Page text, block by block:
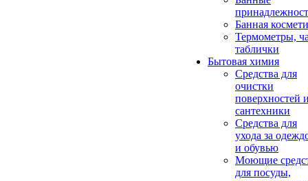
Банная
Термометры,
таблички
Бытовая химия
Средства для
очистки
поверхностей
сантехники
Средства для
ухода за
и обувью
Моющие
для посуды,